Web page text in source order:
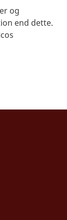
og
end dette.